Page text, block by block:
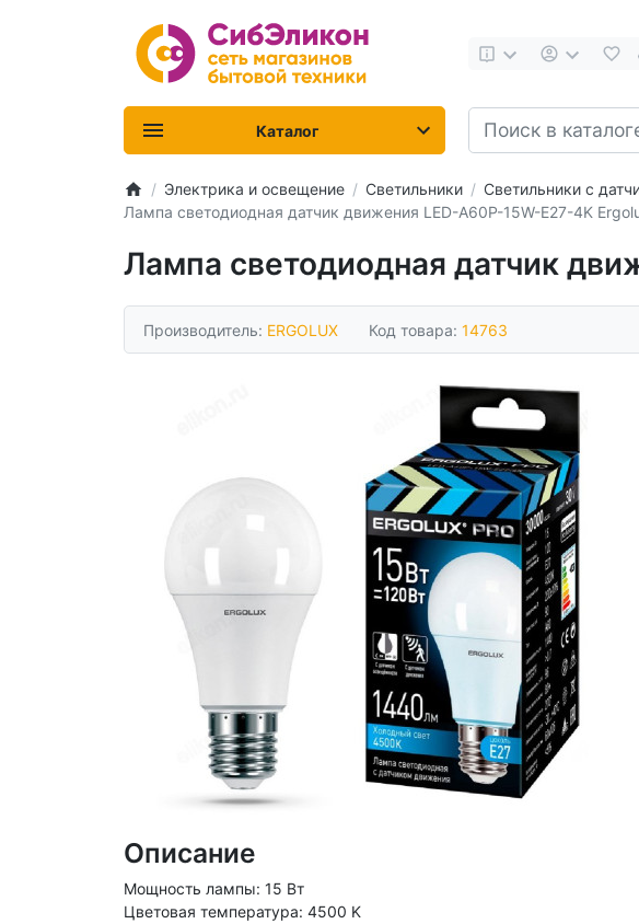
Каталог
Электрика и освещение Светильники
Светильники с
Лампа светодиодная датчик движения LED-A60P-15W-E27-4K
Лампа светодиодная датчик
Производитель: ERGOLUX Код товара: 14763
Описание
Мощность лампы: 15 Вт
Цветовая температура: 4500 K